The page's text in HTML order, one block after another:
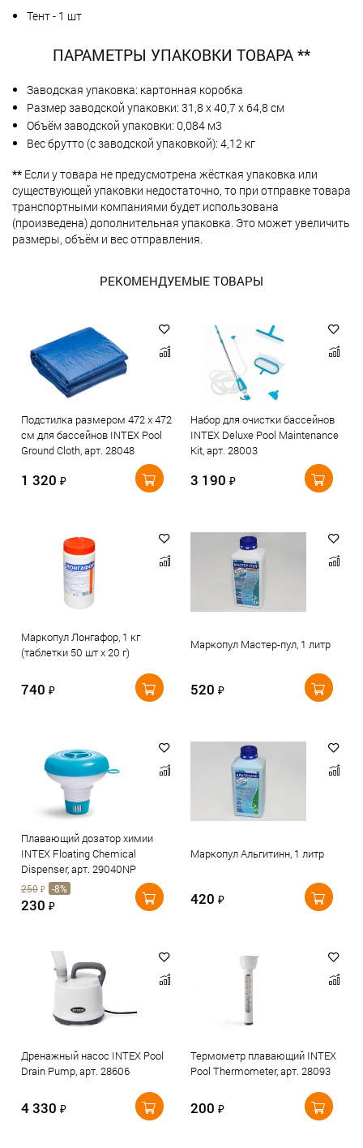
Тент - 1 шт
ПАРАМЕТРЫ УПАКОВКИ ТОВАРА **
Заводская упаковка: картонная коробка
Размер заводской упаковки: 31,8 х 40,7 х 64,8 см
Объём заводской упаковки: 0,084 м3
Вес брутто (с заводской упаковкой): 4,12 кг
** Если у товара не предусмотрена жёсткая упаковка или
существующей упаковки недостаточно, то при отправке товара
транспортными компаниями будет использована
(произведена) дополнительная упаковка. Это может увеличить
размеры, объём и вес отправления.
РЕКОМЕНДУЕМЫЕ ТОВАРЫ
Подстилка размером 472 х 472
см для бассейнов INTEX Pool
Ground Cloth, арт. 28048
1 320 ₽
Набор для очистки бассейнов
INTEX Deluxe Pool Maintenance
Kit, арт. 28003
3 190 ₽
Маркопул Лонгафор, 1 кг
(таблетки 50 шт х 20 г)
740 ₽
Маркопул Мастер-пул, 1 литр
520 ₽
Плавающий дозатор химии
INTEX Floating Chemical
Dispenser, арт. 29040NP
250 ₽ -8%
230 ₽
Маркопул Альгитинн, 1 литр
420 ₽
Дренажный насос INTEX Pool
Drain Pump, арт. 28606
4 330 ₽
Термометр плавающий INTEX
Pool Thermometer, арт. 28093
200 ₽